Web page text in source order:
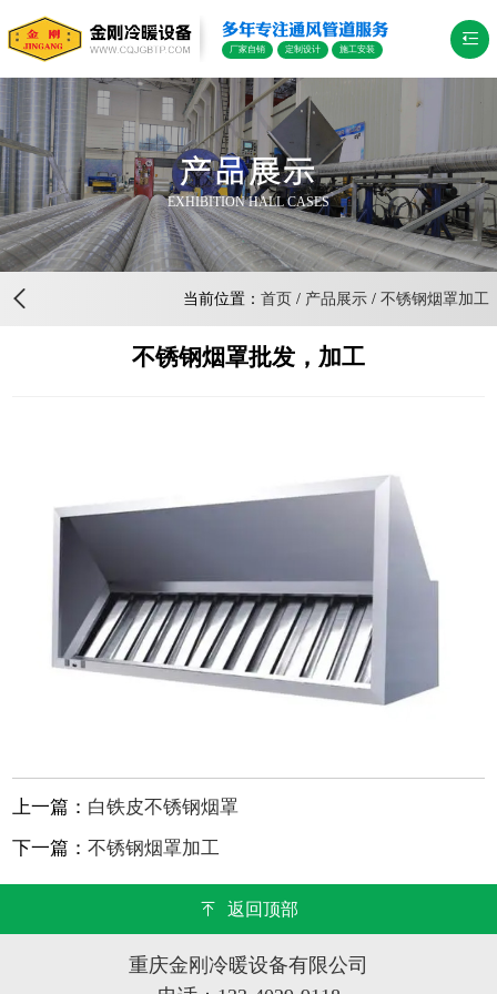
多年专注通风管道服务
厂家自销 定制设计 施工安装
产品展示
EXHIBITION HALL CASES
当前位置： 首页 / 产品展示 / 不锈钢烟罩加工
不锈钢烟罩批发，加工
上一篇： 白铁皮不锈钢烟罩
下一篇：不锈钢烟罩加工
返回顶部
重庆金刚冷暖设备有限公司